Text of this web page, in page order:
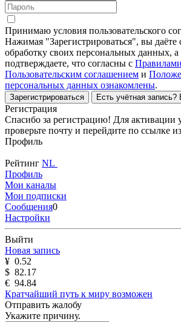
Принимаю условия пользовательского
Нажимая "Зарегистрироваться", вы даёте
обработку своих персональных данных, а
подтверждаете, что согласны с
Пользовательским соглашением и
персональных данных ознакомлены.
Зарегистрироваться Есть учётная запись?
Регистрация
Спасибо за регистрацию! Для активации
проверьте почту и перейдите по ссылке
Профиль
Рейтинг NL
Профиль
Мои каналы
Мои подписки
Сообщения0
Настройки
Выйти
Новая запись
¥ 0.52
$ 82.17
€ 94.84
Кратчайший путь к миру возможен
Отправить жалобу
Укажите причину.